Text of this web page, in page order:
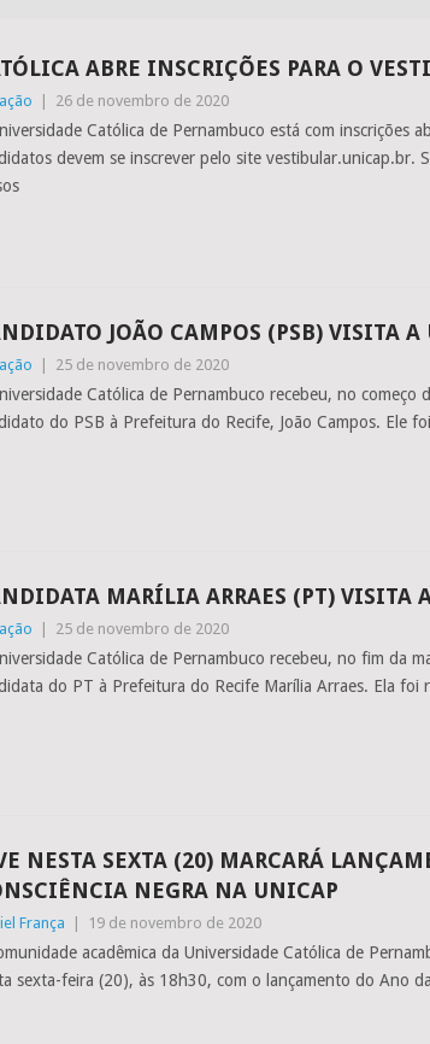
ABRE INSCRIÇÕES PARA O
| 26 de novembro de 2020
Católica de Pernambuco está com inscrições
devem se inscrever pelo site vestibular.unicap.br.
JOÃO CAMPOS (PSB) VISITA A
| 25 de novembro de 2020
Católica de Pernambuco recebeu, no
do PSB à Prefeitura do Recife, João Campos. Ele
MARÍLIA ARRAES (PT) VISITA
| 25 de novembro de 2020
Católica de Pernambuco recebeu, no fim da
do PT à Prefeitura do Recife Marília Arraes. Ela foi
NESTA SEXTA (20) MARCARÁ
NEGRA NA UNICAP
França | 19 de novembro de 2020
acadêmica da Universidade Católica de
sexta-feira (20), às 18h30, com o lançamento do Ano